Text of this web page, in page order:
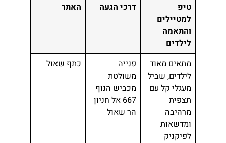
טיפ
למטיילים
והתאמה
לילדים
דרכי הגעה האתר
מתאים מאוד
לילדים, שביל
מעגלי קל עם
תצפית
מרהיבה
ומדשאות
לפיקניק
פנייה
משולטת
מכביש הנוף
667 אל חניון
הר שאול
כתף שאול